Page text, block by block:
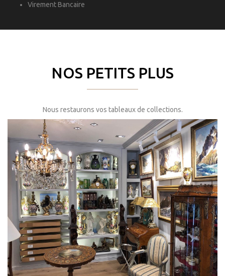
Virement Bancaire
NOS PETITS PLUS
Nous restaurons vos tableaux de collections.